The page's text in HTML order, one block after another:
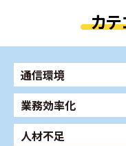
カ
通信環境
業務効率化
人材不足